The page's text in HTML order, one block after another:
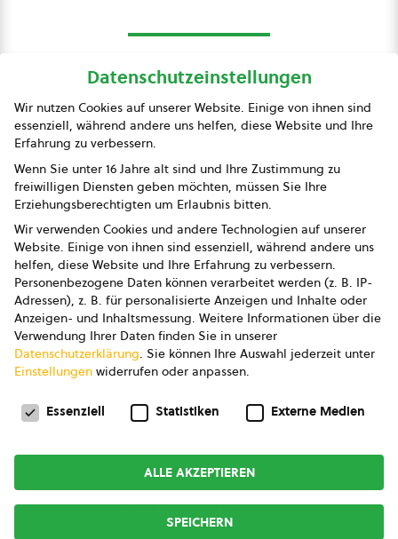
Presse
Impressum
Datenschutz
AGB
AGB Marketing GmbH
AGB Bildung
Newsletter
Copyright © 2026bio austria
Datenschutzeinstellungen
Wir nutzen Cookies auf unserer Website. Einige von ihnen sind
essenziell, während andere uns helfen, diese Website und Ihre
Erfahrung zu verbessern.
Wenn Sie unter 16 Jahre alt sind und Ihre Zustimmung zu
freiwilligen Diensten geben möchten, müssen Sie Ihre
Erziehungsberechtigten um Erlaubnis bitten.
Wir verwenden Cookies und andere Technologien auf unserer
Website. Einige von ihnen sind essenziell, während andere uns
helfen, diese Website und Ihre Erfahrung zu verbessern.
Personenbezogene Daten können verarbeitet werden (z. B. IP-
Adressen), z. B. für personalisierte Anzeigen und Inhalte oder
Anzeigen- und Inhaltsmessung. Weitere Informationen über die
Verwendung Ihrer Daten finden Sie in unserer
Datenschutzerklärung. Sie können Ihre Auswahl jederzeit unter
Einstellungen widerrufen oder anpassen.
Datenschutzeinstellungen
Essenziell Statistiken Externe Medien
ALLE AKZEPTIEREN
SPEICHERN